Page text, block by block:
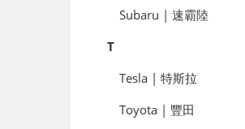
Subaru | 速霸陸
T
Tesla | 特斯拉
Toyota | 豐田